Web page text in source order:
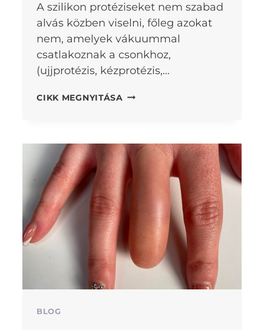
A szilikon protéziseket nem szabad
alvás közben viselni, főleg azokat
nem, amelyek vákuummal
csatlakoznak a csonkhoz,
(ujjprotézis, kézprotézis,…
CIKK MEGNYITÁSA SZILIKON
EGYÉB
PROTÉZISEK
HASZNÁLATA
BLOG